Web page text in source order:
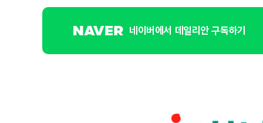
네이버에서 데일리안 구독하기